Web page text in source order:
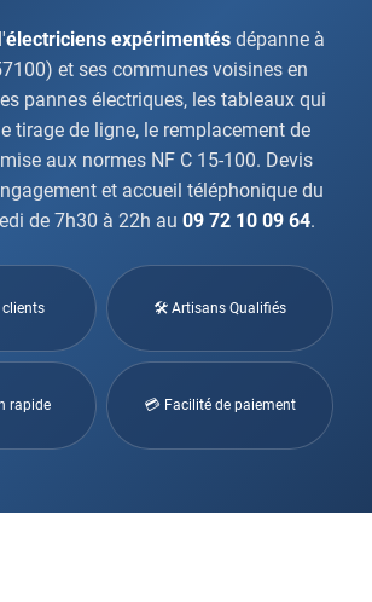
électriciens expérimentésdépanne à
et ses communes voisines en
pannes électriques, les tableaux qui
tirage de ligne, le remplacement de
aux normes NF C 15-100. Devis
et accueil téléphonique du
de 7h30 à 22h au 09 72 10 09 64.
clients 🛠 Artisans Qualifiés
rapide 💳 Facilité de paiement